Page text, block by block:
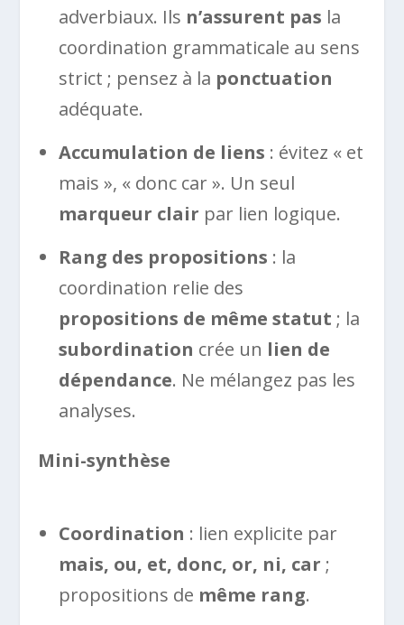
adverbiaux. Ils n’assurent pas la
coordination grammaticale au sens
strict ; pensez à la ponctuation
adéquate.
Accumulation de liens : évitez « et
mais », « donc car ». Un seul
marqueur clair par lien logique.
Rang des propositions : la
coordination relie des
propositions de même statut ; la
subordination crée un lien de
dépendance. Ne mélangez pas les
analyses.
Mini-synthèse
Coordination : lien explicite par
mais, ou, et, donc, or, ni, car ;
propositions de même rang.